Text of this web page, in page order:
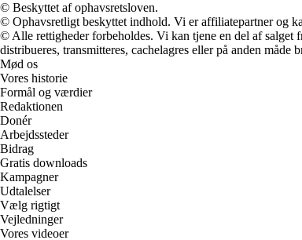
© Beskyttet af ophavsretsloven.
© Ophavsretligt beskyttet indhold. Vi er affiliatepartner og
© Alle rettigheder forbeholdes. Vi kan tjene en del af salget
distribueres, transmitteres, cachelagres eller på anden
Mød os
Vores historie
Formål og værdier
Redaktionen
Donér
Arbejdssteder
Bidrag
Gratis downloads
Kampagner
Udtalelser
Vælg rigtigt
Vejledninger
Vores videoer